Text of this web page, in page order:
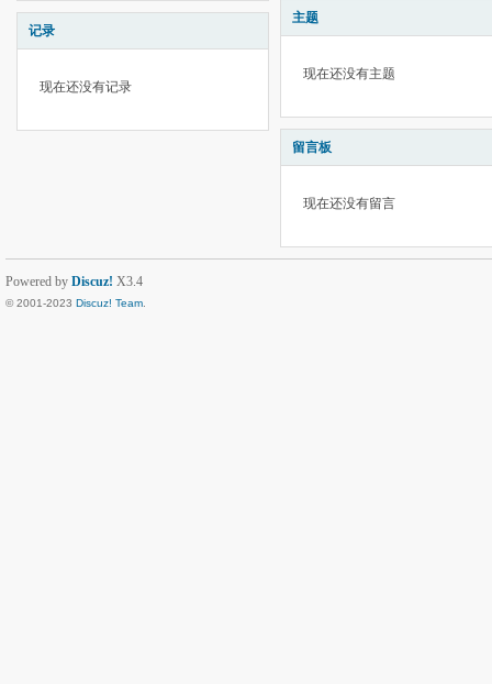
记录
现在还没有记录
主题
现在还没有主题
留言板
现在还没有留言
Powered by Discuz! X3.4
© 2001-2023 Discuz! Team